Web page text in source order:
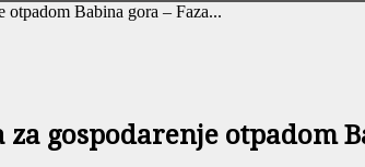
Babina gora – Faza...
gospodarenje otpadom